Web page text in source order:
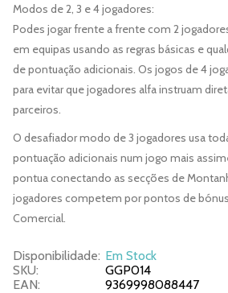
Modos de 2, 3 e 4 jogadores:
Podes jogar frente a frente com 2
em equipas usando as regras básicas e
de pontuação adicionais. Os jogos de 4
para evitar que jogadores alfa instruam
parceiros.
O desafiador modo de 3 jogadores usa
pontuação adicionais num jogo mais
pontua conectando as secções de
jogadores competem por pontos de
Comercial.
Disponibilidade: Em Stock
SKU:
GGP014
EAN:
9369998088447